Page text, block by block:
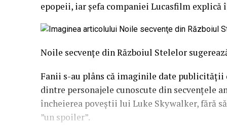
epopeii, iar şefa companiei Lucasfilm explică
Noile secvenţe din Războiul Stelelor
Fanii s-au plâns că imaginile date publicităţii
dintre personajele cunoscute din secvenţele
încheierea poveştii lui Luke Skywalker, fără
”un spoiler”.